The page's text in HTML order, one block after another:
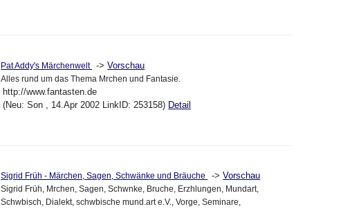
Pat Addy's Märchenwelt ->Vorschau
Alles rund um das Thema Mrchen und Fantasie.
http://www.fantasten.de
(Neu: Son , 14.Apr 2002 LinkID: 253158) Detail
Sigrid Früh - Märchen, Sagen, Schwänke und Bräuche ->Vorschau
Sigrid Früh, Mrchen, Sagen, Schwnke, Bruche, Erzhlungen, Mundart,
Schwbisch, Dialekt, schwbische mund.art e.V., Vorge, Seminare,